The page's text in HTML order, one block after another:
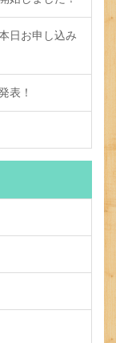
日お申し込み
表！